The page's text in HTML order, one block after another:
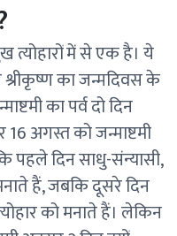
त्योहारों में से एक है। ये
श्रीकृष्ण का जन्मदिवस के
का पर्व दो दिन
अगस्त को जन्माष्टमी
पहले दिन साधु-संन्यासी,
हैं, जबकि दूसरे दिन
को मनाते हैं। लेकिन